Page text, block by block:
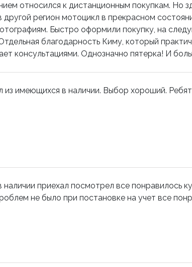
относился к дистанционным покупкам. Но
другой регион мотоцикл в прекрасном
Быстро оформили покупку, на
благодарность Киму, который
консультациями. Однозначно пятерка! И
из имеющихся в наличии. Выбор хороший.
приехал посмотрел все понравилось
не было при постановке на учет все